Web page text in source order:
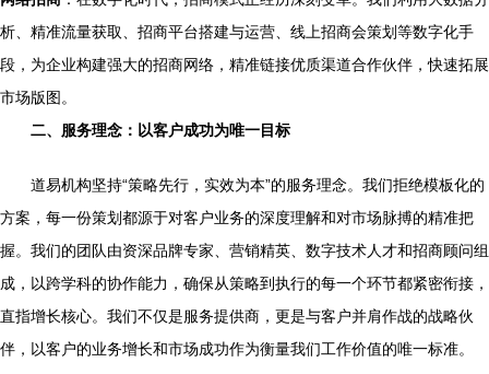
析、精准流量获取、招商平台搭建与运营、线上招商会策划等数字化手
段，为企业构建强大的招商网络，精准链接优质渠道合作伙伴，快速拓展
市场版图。
二、服务理念：以客户成功为唯一目标
道易机构坚持“策略先行，实效为本”的服务理念。我们拒绝模板化的
方案，每一份策划都源于对客户业务的深度理解和对市场脉搏的精准把
握。我们的团队由资深品牌专家、营销精英、数字技术人才和招商顾问组
成，以跨学科的协作能力，确保从策略到执行的每一个环节都紧密衔接，
直指增长核心。我们不仅是服务提供商，更是与客户并肩作战的战略伙
伴，以客户的业务增长和市场成功作为衡量我们工作价值的唯一标准。